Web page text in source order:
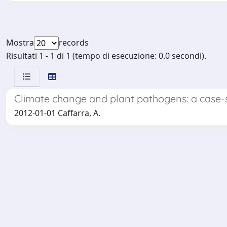
Mostra
records
Risultati 1 - 1 di 1 (tempo di esecuzione: 0.0 secondi).
Climate change and plant pathogens: a
2012-01-01 Caffarra, A.